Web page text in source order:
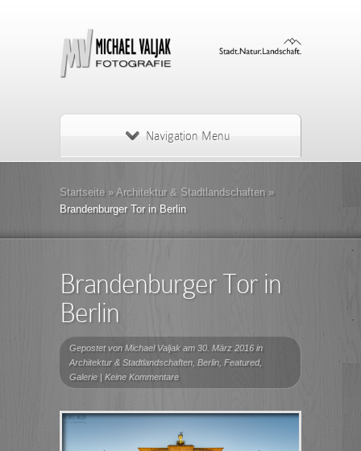
Navigation Menu
Startseite » Architektur & Stadtlandschaften »
Brandenburger Tor in Berlin
Brandenburger Tor in
Berlin
Gepostet von Michael Valjak am 30. März 2016 in
Architektur & Stadtlandschaften Berlin Featured,
Galerie | Keine Kommentare